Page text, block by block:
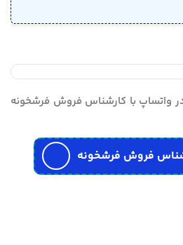
در واتساپ با کارشناس فروش فرشخونه
فروش فرشخونه